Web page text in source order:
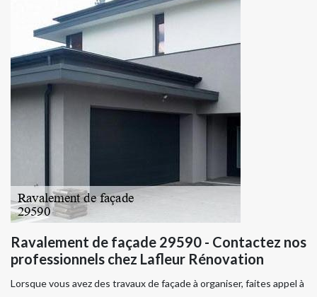
Ravalement de façade 29590 - Contactez nos
professionnels chez Lafleur Rénovation
Lorsque vous avez des travaux de façade à organiser, faites appel à